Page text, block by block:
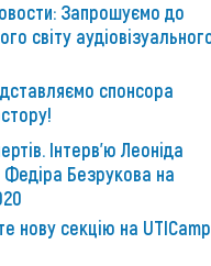
Запрошуємо до
світу
спонсора
Інтерв'ю Леоніда
Федіра Безрукова на
нову секцію на